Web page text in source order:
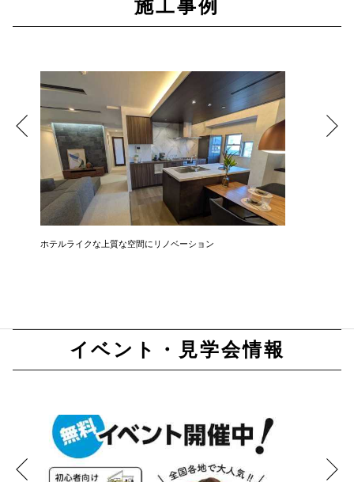
施工事例
ホテルライクな上質な空間にリノベーション
イベント・見学会情報